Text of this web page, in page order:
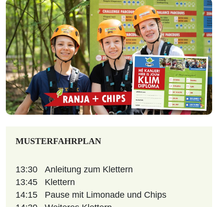
MUSTERFAHRPLAN
13:30
Anleitung zum Klettern
13:45
Klettern
14:15
Pause mit Limonade und Chips